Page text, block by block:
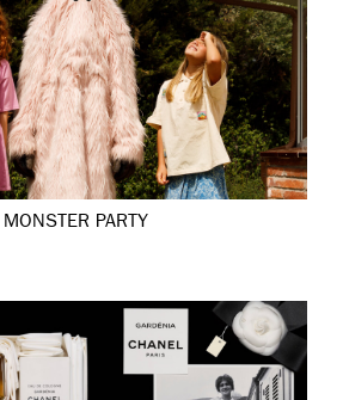
MONSTER PARTY